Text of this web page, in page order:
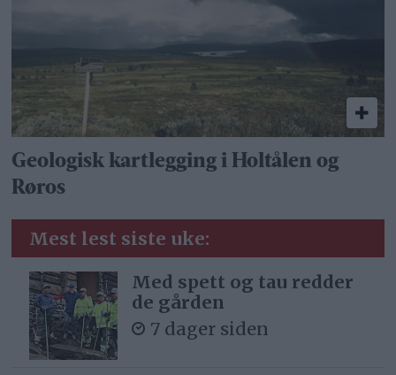
Geologisk kartlegging i Holtålen og
Røros
Mest lest siste uke:
Med spett og tau redder
de gården
7 dager siden